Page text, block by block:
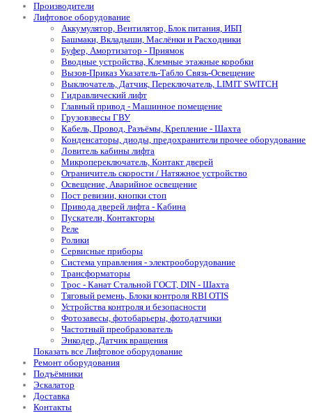
Производители
Лифтовое оборудование
Аккумулятор, Вентилятор, Блок питания, ИБП
Башмаки, Вкладыши, Маслёнки и Расходники
Буфер, Амортизатор - Приямок
Вводные устройства, Клемные этажные коробки
Вызов-Приказ Указатель-Табло Связь-Освещение
Выключатель, Датчик, Переключатель, LIMIT SWITCH
Гидравлический лифт
Главный привод - Машинное помещение
Грузовзвесы ГВУ
Кабель, Провод, Разъёмы, Крепление - Шахта
Конденсаторы, диоды, предохранители прочее оборудование
Ловитель кабины лифта
Микропереключатель, Контакт дверей
Ограничитель скорости / Натяжное устройство
Освещение, Аварийное освещение
Пост ревизии, кнопки стоп
Привода дверей лифта - Кабина
Пускатели, Контакторы
Реле
Ролики
Сервисные приборы
Система управления - электрооборудование
Трансформаторы
Трос - Канат Стальной ГОСТ, DIN - Шахта
Тяговый ремень, Блоки контроля RBI OTIS
Устройства контроля и безопасности
Фотозавесы, фотобарьеры, фотодатчики
Частотный преобразователь
Энкодер, Датчик вращения
Показать все Лифтовое оборудование
Ремонт оборудования
Подъёмники
Эскалатор
Доставка
Контакты